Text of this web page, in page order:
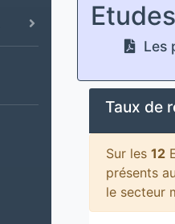
Etudes
Les
Taux de
Sur les 12
présents
le secteur